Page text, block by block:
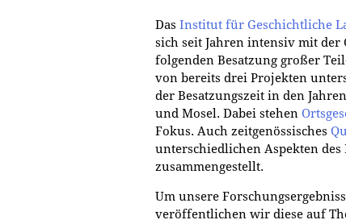
Das Institut für Geschichtliche
sich seit Jahren intensiv mit der
folgenden Besatzung großer
von bereits drei Projekten
der Besatzungszeit in den
und Mosel. Dabei stehen
Fokus. Auch zeitgenössisches
unterschiedlichen Aspekten
zusammengestellt.
Um unsere
veröffentlichen wir diese auf